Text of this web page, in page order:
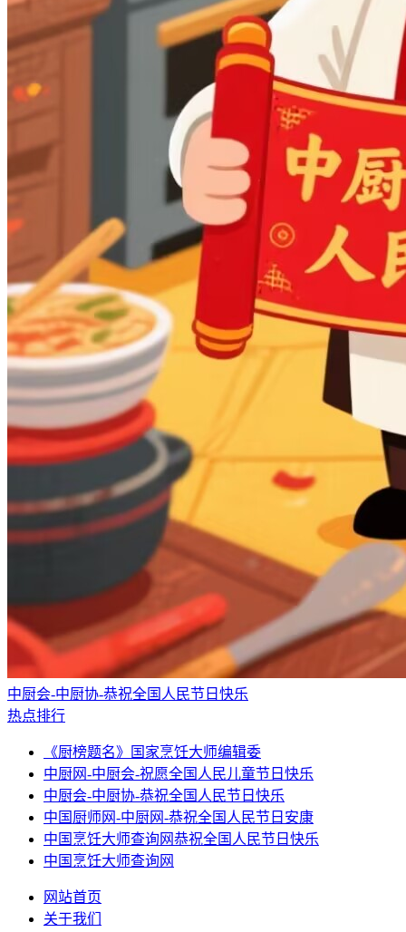
中厨会-中厨协-恭祝全国人民节日快乐
热点排行
《厨榜题名》国家烹饪大师编辑委
中厨网-中厨会-祝愿全国人民儿童节日快乐
中厨会-中厨协-恭祝全国人民节日快乐
中国厨师网-中厨网-恭祝全国人民节日安康
中国烹饪大师查询网恭祝全国人民节日快乐
中国烹饪大师查询网
网站首页
关于我们